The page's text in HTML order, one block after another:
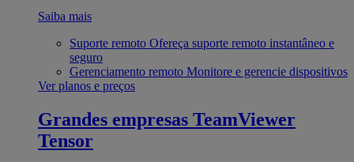
Saiba mais
Suporte remoto Ofereça suporte remoto instantâneo e
seguro
Gerenciamento remoto Monitore e gerencie dispositivos
Ver planos e preços
Grandes empresas TeamViewer
Tensor